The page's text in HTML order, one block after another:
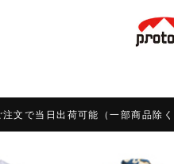
文で当日出荷可能（一部商品除